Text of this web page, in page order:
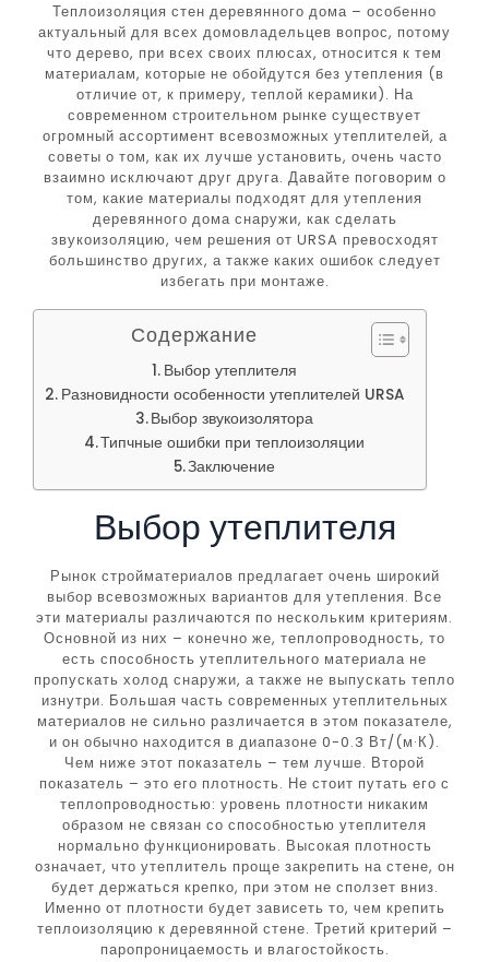
Теплоизоляция стен деревянного дома – особенно
актуальный для всех домовладельцев вопрос, потому
что дерево, при всех своих плюсах, относится к тем
материалам, которые не обойдутся без утепления (в
отличие от, к примеру, теплой керамики). На
современном строительном рынке существует
огромный ассортимент всевозможных утеплителей, а
советы о том, как их лучше установить, очень часто
взаимно исключают друг друга. Давайте поговорим о
том, какие материалы подходят для утепления
деревянного дома снаружи, как сделать
звукоизоляцию, чем решения от URSA превосходят
большинство других, а также каких ошибок следует
избегать при монтаже.
Содержание
Выбор утеплителя
Разновидности особенности утеплителей URSA
Выбор звукоизолятора
Типчные ошибки при теплоизоляции
Заключение
Выбор утеплителя
Рынок стройматериалов предлагает очень широкий
выбор всевозможных вариантов для утепления. Все
эти материалы различаются по нескольким критериям.
Основной из них – конечно же, теплопроводность, то
есть способность утеплительного материала не
пропускать холод снаружи, а также не выпускать тепло
изнутри. Большая часть современных утеплительных
материалов не сильно различается в этом показателе,
и он обычно находится в диапазоне 0-0.3 Вт/(м·К).
Чем ниже этот показатель – тем лучше. Второй
показатель – это его плотность. Не стоит путать его с
теплопроводностью: уровень плотности никаким
образом не связан со способностью утеплителя
нормально функционировать. Высокая плотность
означает, что утеплитель проще закрепить на стене, он
будет держаться крепко, при этом не сползет вниз.
Именно от плотности будет зависеть то, чем крепить
теплоизоляцию к деревянной стене. Третий критерий –
паропроницаемость и влагостойкость.